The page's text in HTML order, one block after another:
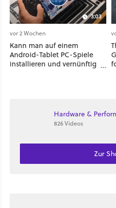
3:03
vor 2 Wochen
Kann man auf einem
Android-Tablet PC-Spiele
installieren und vernünftig
Hardware &
826 Videos
Zur